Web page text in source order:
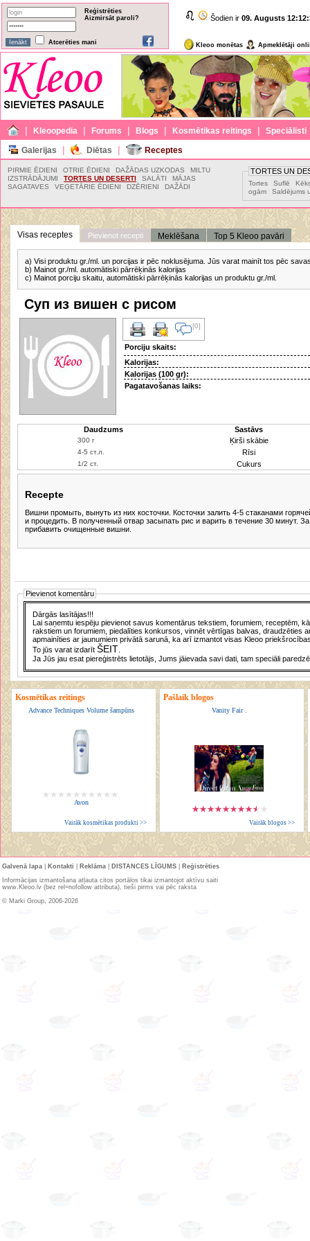
Reģistrēties
Aizmirsāt paroli?
Atcerēties mani
Šodien ir 09. Augusts
Kleoo monētas Apmeklētāji
| Kleoopedia | Forums | Blogs | Kosmētikas reitings | Speciālisti
Galerijas | Diētas | Receptes
TORTES UN
Tortes Suflē
ogām
Saldējums
PIRMIE ĒDIENI OTRIE ĒDIENI DAŽĀDAS UZKODAS
MILTU
IZSTRĀDĀJUMI
TORTES UN DESERTI SALĀTI
MĀJAS
SAGATAVES
VEĢETĀRIE ĒDIENI DZĒRIENI DAŽĀDI
Visas receptes Pievienot recepti Meklēšana Top 5 Kleoo pavāri
a) Visi produktu gr./ml. un porcijas ir pēc noklusējuma. Jūs varat mainīt tos pēc
b) Mainot gr./ml. automātiski pārrēķinās kalorijas
c) Mainot porciju skaitu, automātiski pārrēķinās kalorijas un produktu gr./ml.
Суп из вишен с рисом
[0]
Porciju skaits:
Kalorijas:
Kalorijas (100 gr):
Pagatavošanas laiks:
Daudzums
Sastāvs
Ķirši skābie
Rīsi
Cukurs
Recepte
Вишни промыть, вынуть из них косточки. Косточки залить 4-5 стаканами
и процедить. В полученный отвар засыпать рис и варить в течение 30 минут.
прибавить очищенные вишни.
Pievienot komentāru
Dārgās lasītājas!!!
Lai saņemtu iespēju pievienot savus komentārus tekstiem, forumiem, receptēm,
rakstiem un forumiem, piedalīties konkursos, vinnēt vērtīgas balvas, draudzēties
apmainīties ar jaunumiem privātā sarunā, ka arī izmantot visas Kleoo
To jūs varat izdarītŠEIT
Ja Jūs jau esat piereģistrēts lietotājs, Jums jāievada savi dati, tam speciāli
Kosmētikas reitings
Advance Techniques Volume šampūns
Avon
Vairāk kosmētikas produkti >>
Pašlaik blogos
Vanity Fair .
Vairāk blogos >>
Galvenā lapa Kontakti Reklāma DISTANCES LĪGUMS
Reģistrēties
Informācijas izmantošana atļauta citos portālos tikai izmantojot aktīvu saiti
www.Kleoo.lv (bez rel=nofollow attributa), tieši pirms vai pēc raksta
© Marki Group, 2006-2026